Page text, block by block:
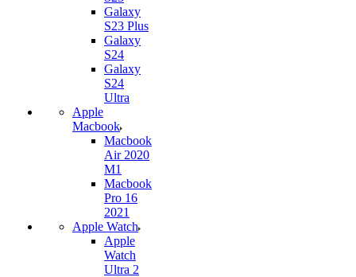
Galaxy
S23 Plus
Galaxy
S24
Galaxy
S24
Ultra
Apple
Macbook
Macbook
Air 2020
M1
Macbook
Pro 16
2021
Apple Watch
Apple
Watch
Ultra 2